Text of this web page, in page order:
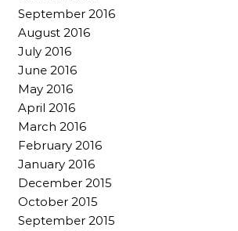
September 2016
August 2016
July 2016
June 2016
May 2016
April 2016
March 2016
February 2016
January 2016
December 2015
October 2015
September 2015